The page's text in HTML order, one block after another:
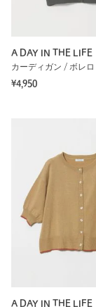
A DAY IN THE LIFE
カーディガン / ボレロ
¥4,950
A DAY IN THE LIFE